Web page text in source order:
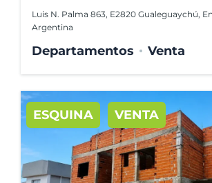
Luis N. Palma 863, E2820 Gualeguaychú,
Argentina
Departamentos Venta
ESQUINA VENTA